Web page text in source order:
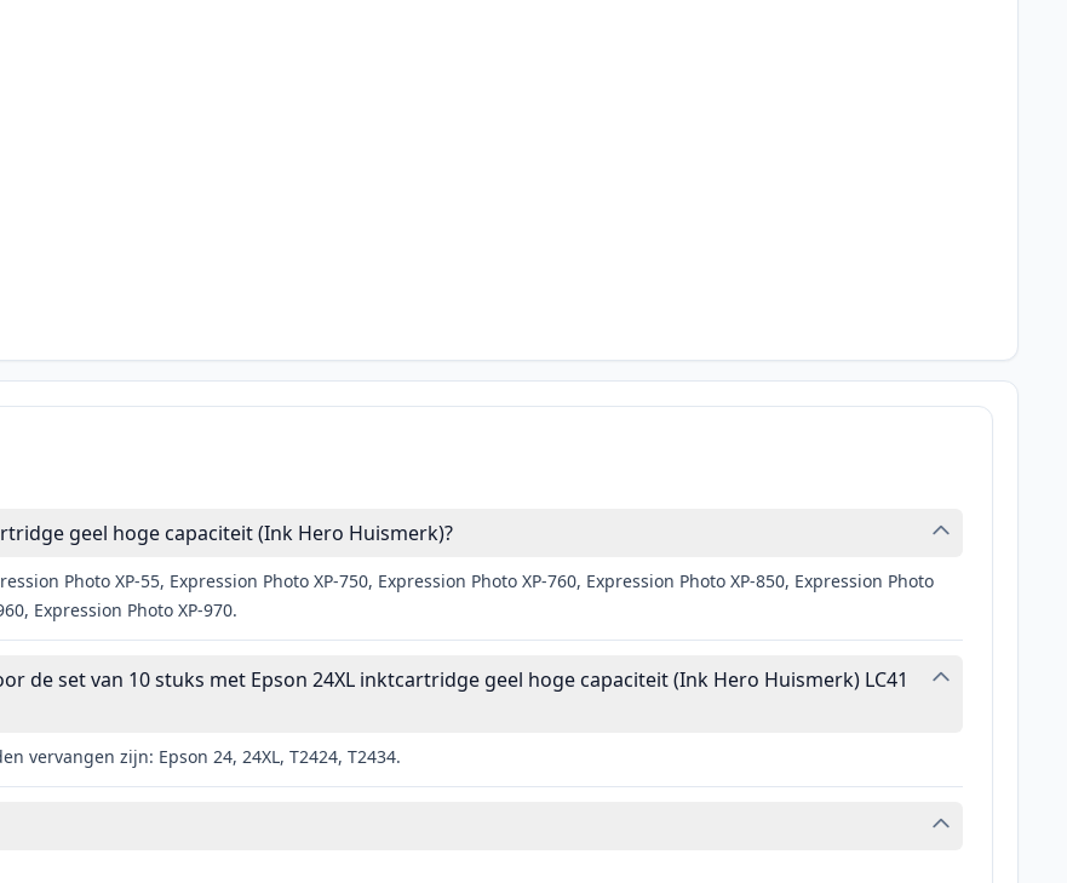
geel hoge capaciteit (Ink Hero Huismerk)?
Photo XP-55, Expression Photo XP-750, Expression Photo XP-760, Expression Photo XP-850, Expression Photo
Expression Photo XP-970.
de set van 10 stuks met Epson 24XL inktcartridge geel hoge capaciteit (Ink Hero Huismerk) LC41
vervangen zijn: Epson 24, 24XL, T2424, T2434.